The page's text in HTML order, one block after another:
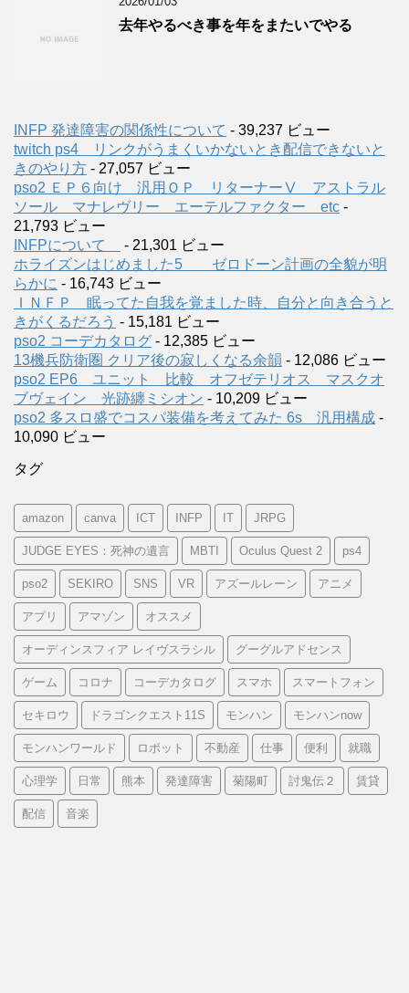
去年やるべき事を年をまたいでやる
INFP 発達障害の関係性について - 39,237 ビュー
twitch ps4 リンクがうまくいかないとき配信できないと
きのやり方 - 27,057 ビュー
pso2 ＥＰ６向け 汎用ＯＰ リターナーⅤ アストラル
ソール マナレヴリー エーテルファクター etc -
21,793 ビュー
INFPについて
- 21,301 ビュー
ホライズンはじめました5 ゼロドーン計画の全貌が明
らかに - 16,743 ビュー
ＩＮＦＰ 眠ってた自我を覚ました時、自分と向き合うと
きがくるだろう - 15,181 ビュー
pso2 コーデカタログ - 12,385 ビュー
13機兵防衛圏 クリア後の寂しくなる余韻 - 12,086 ビュー
pso2 EP6 ユニット 比較 オフゼテリオス マスクオ
ブヴェイン 光跡纏ミシオン - 10,209 ビュー
pso2 多スロ盛でコスパ装備を考えてみた 6s 汎用構成 -
10,090 ビュー
タグ
amazon canva ICT INFP IT JRPG
JUDGE EYES：死神の遺言 MBTI Oculus Quest 2 ps4
pso2 SEKIRO SNS VR アズールレーン アニメ
アプリ アマゾン オススメ
オーディンスフィア レイヴスラシル グーグルアドセンス
ゲーム コロナ コーデカタログ スマホ スマートフォン
セキロウ ドラゴンクエスト11S モンハン モンハンnow
モンハンワールド ロボット 不動産 仕事 便利 就職
心理学 日常 熊本 発達障害 菊陽町 討鬼伝２ 賃貸
配信 音楽